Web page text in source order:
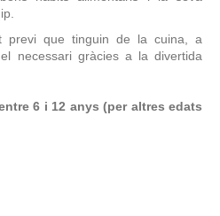
previ que tinguin de la cuina, a
necessari gràcies a la divertida
6 i 12 anys (per altres edats